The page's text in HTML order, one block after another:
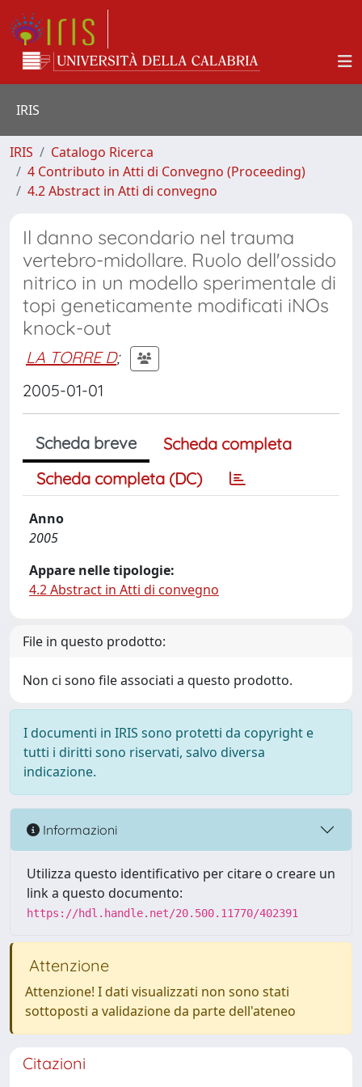
IRIS
IRIS
Catalogo Ricerca
4 Contributo in Atti di Convegno (Proceeding)
4.2 Abstract in Atti di convegno
Il danno secondario nel trauma
vertebro-midollare. Ruolo dell'ossido
nitrico in un modello sperimentale di
topi geneticamente modificati iNOs
knock-out
LA TORRE D;
2005-01-01
Scheda breve
Scheda completa
Scheda completa (DC)
Anno
2005
Appare nelle tipologie:
4.2 Abstract in Atti di convegno
File in questo prodotto:
Non ci sono file associati a questo prodotto.
I documenti in IRIS sono protetti da copyright e
tutti i diritti sono riservati, salvo diversa
indicazione.
Informazioni
Utilizza questo identificativo per citare o creare un
link a questo documento:
https://hdl.handle.net/20.500.11770/402391
Attenzione
Attenzione! I dati visualizzati non sono stati
sottoposti a validazione da parte dell'ateneo
Citazioni